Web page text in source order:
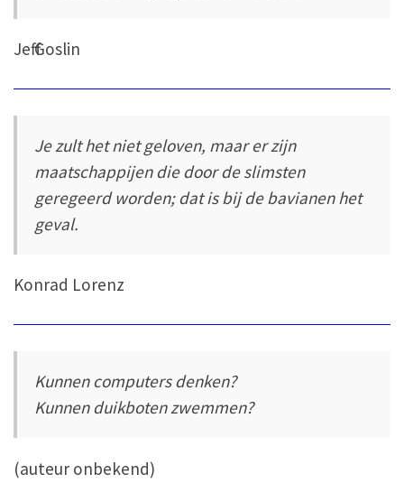
Jeff Goslin
Je zult het niet geloven, maar er zijn
maatschappijen die door de slimsten
geregeerd worden; dat is bij de bavianen het
geval.
Konrad Lorenz
Kunnen computers denken?
Kunnen duikboten zwemmen?
(auteur onbekend)